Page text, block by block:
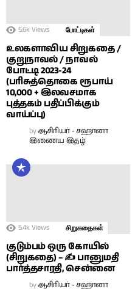
5.6k Views போட்டிகள்
உலகளாவிய சிறுகதை /
குறுநாவல் / நாவல்
போட்டி 2023-24
(பரிசுத்தொகை ரூபாய்
10,000 + இலவசமாக
புத்தகம் பதிப்பிக்கும்
வாய்ப்பு)
byஆசிரியர் - சஹானா
இணைய இதழ்
5.4k Views சிறுகதைகள்
குடும்பம் ஒரு கோயில்
(சிறுகதை) – ✍ பானுமதி
பார்த்தசாரதி, சென்னை
byஆசிரியர் - சஹானா